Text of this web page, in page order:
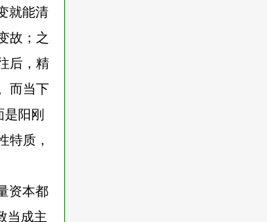
就能清
故；之
后，精
而当下
阳刚
特质，
资本都
当成主